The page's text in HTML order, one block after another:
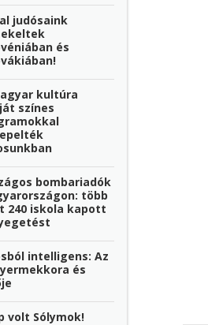
judósaink
és
kultúra
színes
bombariadók
több
240 iskola kapott
intelligens: Az
és
volt Sólymok!